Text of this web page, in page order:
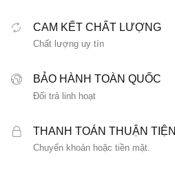
CAM KẾT CHẤT LƯỢNG
Chất lượng uy tín
BẢO HÀNH TOÀN QUỐC
Đổi trả linh hoạt
THANH TOÁN THUẬN TIỆN
Chuyển khoản hoặc tiền mặt.